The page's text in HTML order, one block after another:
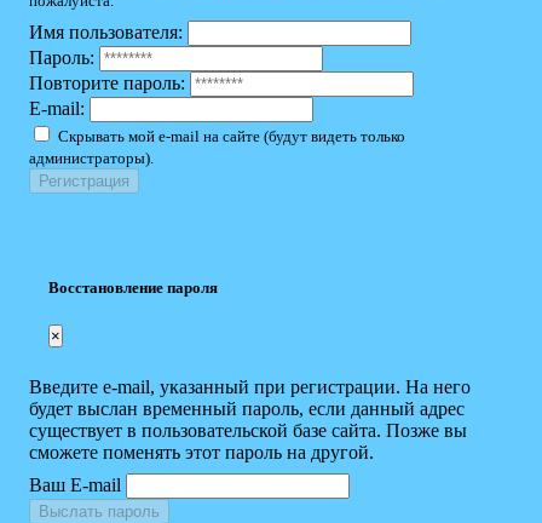
Имя пользователя:
Пароль:
Повторите пароль:
E-mail:
Скрывать мой e-mail на сайте (будут видеть только
администраторы).
Восстановление пароля
×
Введите e-mail, указанный при регистрации. На него
будет выслан временный пароль, если данный адрес
существует в пользовательской базе сайта. Позже вы
сможете поменять этот пароль на другой.
Ваш E-mail
Выслать пароль